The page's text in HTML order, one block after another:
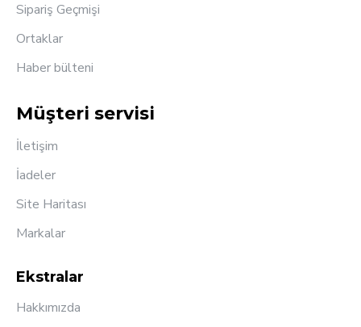
Sipariş Geçmişi
Ortaklar
Haber bülteni
Müşteri servisi
İletişim
İadeler
Site Haritası
Markalar
Ekstralar
Hakkımızda